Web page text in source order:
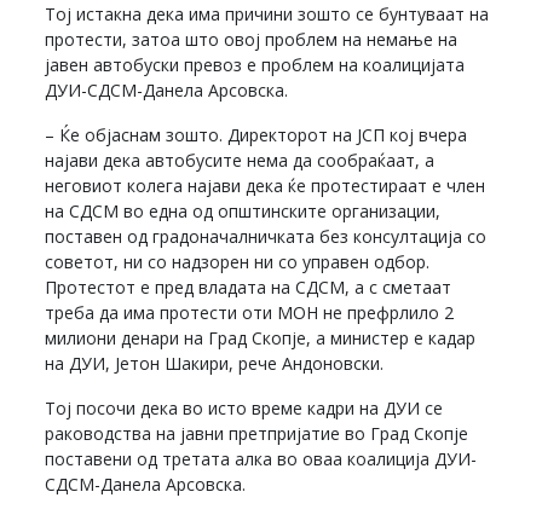
Тој истакна дека има причини зошто се бунтуваат на
протести, затоа што овој проблем на немање на
јавен автобуски превоз е проблем на коалицијата
ДУИ-СДСМ-Данела Арсовска.
– Ќе објаснам зошто. Директорот на ЈСП кој вчера
најави дека автобусите нема да сообраќаат, а
неговиот колега најави дека ќе протестираат е член
на СДСМ во една од општинските организации,
поставен од градоначалничката без консултација со
советот, ни со надзорен ни со управен одбор.
Протестот е пред владата на СДСМ, а с сметаат
треба да има протести оти МОН не префрлило 2
милиони денари на Град Скопје, а министер е кадар
на ДУИ, Јетон Шакири, рече Андоновски.
Тој посочи дека во исто време кадри на ДУИ се
раководства на јавни претпријатие во Град Скопје
поставени од третата алка во оваа коалиција ДУИ-
СДСМ-Данела Арсовска.